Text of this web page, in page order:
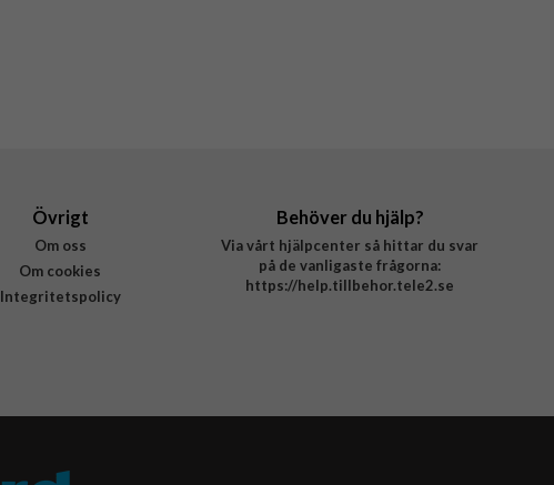
Övrigt
Om oss
Om cookies
Integritetspolicy
Behöver du hjälp?
Via vårt hjälpcenter så hittar du svar
på de vanligaste frågorna:
https://help.tillbehor.tele2.se